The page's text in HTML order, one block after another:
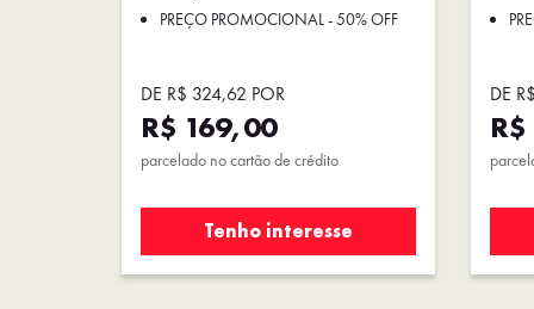
PREÇO PROMOCIONAL - 50% OFF
DE R$ 324,62 POR
R$ 169,00
parcelado no cartão de crédito
Tenho interesse
DE